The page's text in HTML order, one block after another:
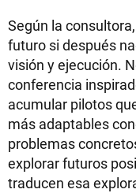
Según la
futuro si después
visión y ejecución.
conferencia
acumular pilotos
más adaptables
problemas
explorar futuros
traducen esa